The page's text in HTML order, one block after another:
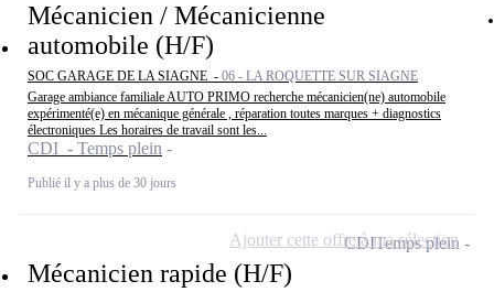
Mécanicien / Mécanicienne
automobile (H/F)
SOC GARAGE DE LA SIAGNE - 06 - LA ROQUETTE SUR SIAGNE
Garage ambiance familiale AUTO PRIMO recherche mécanicien(ne) automobile
expérimenté(e) en mécanique générale , réparation toutes marques + diagnostics
électroniques Les horaires de travail sont les...
CDI - Temps plein
Publié il y a plus de 30 jours
Mécanicien rapide (H/F)
CDITemps plein
Ajouter cette offre à ma sélection